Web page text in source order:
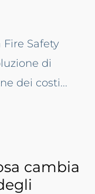
Safety
di
dei costi...
cambia